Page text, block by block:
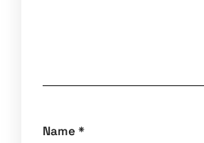
Name *